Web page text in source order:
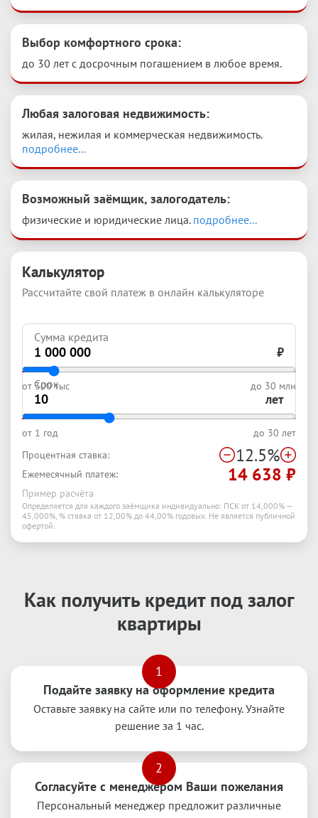
Выбор комфортного срока:
до 30 лет с досрочным погашением в любое время.
Любая залоговая недвижимость:
жилая, нежилая и коммерческая недвижимость.
подробнее...
Возможный заёмщик, залогодатель:
физические и юридические лица. подробнее...
Калькулятор
Рассчитайте свой платеж в онлайн калькуляторе
Сумма кредита
₽
от 300 тыс до 30 млн
Срок
лет
от 1 год до 30 лет
Процентная ставка:
12.5%
Ежемесячный платеж: 14 638 ₽
Пример расчёта
Определяется для каждого заёмщика индивидуально: ПСК от 14,000% —
45,000%, % ставка от 12,00% до 44,00% годовых. Не является публичной
офертой.
Как получить кредит под залог
квартиры
1
Подайте заявку на оформление кредита
Оставьте заявку на сайте или по телефону. Узнайте
решение за 1 час.
2
Согласуйте с менеджером Ваши пожелания
Персональный менеджер предложит различные